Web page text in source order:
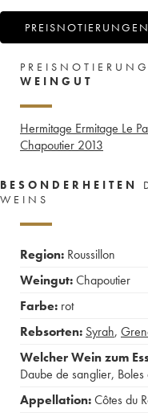
WEINGUT
Hermitage Ermitage Le
Chapoutier 2013
BESONDERHEITEN
WEINS
Region: Roussillon
Weingut:Chapoutier
Farbe: rot
Rebsorten: Syrah,
Welcher Wein zum
Daube de sanglier,
Appellation:Côtes du